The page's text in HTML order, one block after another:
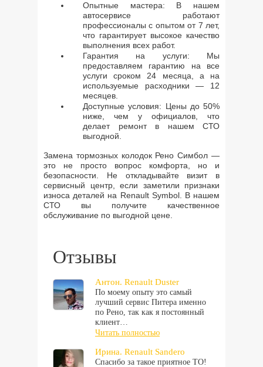
Опытные мастера: В нашем
автосервисе работают
профессионалы с опытом от 7 лет,
что гарантирует высокое качество
выполнения всех работ.
Гарантия на услуги: Мы
предоставляем гарантию на все
услуги сроком 24 месяца, а на
используемые расходники — 12
месяцев.
Доступные условия: Цены до 50%
ниже, чем у официалов, что
делает ремонт в нашем СТО
выгодной.
Замена тормозных колодок Рено Симбол —
это не просто вопрос комфорта, но и
безопасности. Не откладывайте визит в
сервисный центр, если заметили признаки
износа деталей на Renault Symbol. В нашем
СТО вы получите качественное
обслуживание по выгодной цене.
Отзывы
Антон. Renault Duster
По моему опыту это самый
лучший сервис Питера именно
по Рено, так как я постоянный
клиент…
Читать полностью
Ирина. Renault Sandero
Спасибо за такое приятное ТО!